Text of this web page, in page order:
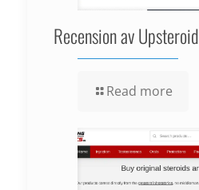
Recension av Upsteroid
Read more